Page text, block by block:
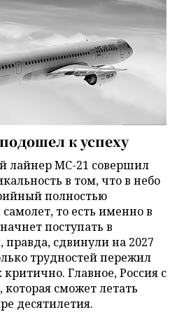
к успеху
лайнер МС-21 совершил
в том, что в небо
полностью
то есть именно в
поступать в
сдвинули на 2027
трудностей пережил
Главное, Россия с
сможет летать
десятилетия.